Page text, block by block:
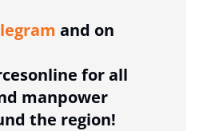
and on
for all
manpower
the region!